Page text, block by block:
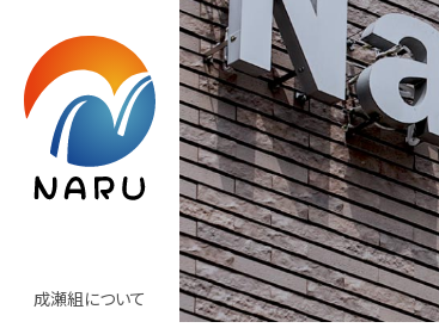
成瀬組について